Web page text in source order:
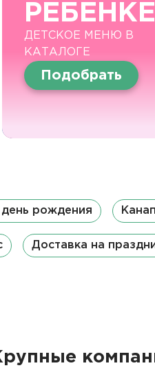
РЕБЕНКЕ
ДЕТСКОЕ МЕНЮ В
КАТАЛОГЕ
Подобрать
день рождения
Доставка на